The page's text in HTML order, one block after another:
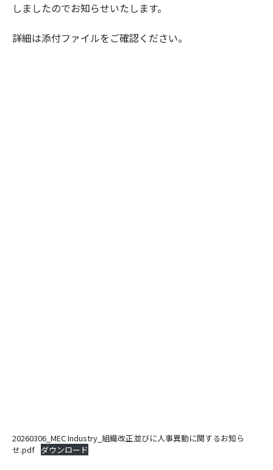
しましたのでお知らせいたします。
詳細は添付ファイルをご確認ください。
20260306_MEC Industry_組織改正並びに人事異動に関するお知ら
せ.pdf ダウンロード